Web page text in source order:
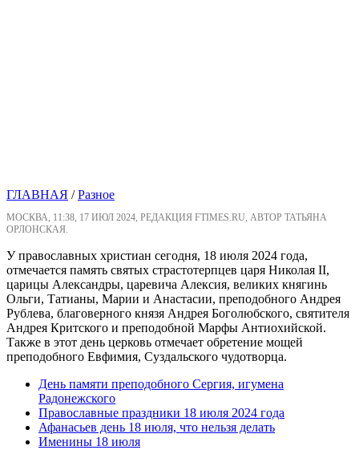
ГЛАВНАЯ /Разное
МОСКВА, 11:38, 17 ИЮЛ 2024, РЕДАКЦИЯ FTIMES.RU, АВТОР ТАТЬЯНА
ОРЛОНСКАЯ.
У православных христиан сегодня, 18 июля 2024 года,
отмечается память святых страстотерпцев царя Николая II,
царицы Александры, царевича Алексия, великих княгинь
Ольги, Татианы, Марии и Анастасии, преподобного Андрея
Рублева, благоверного князя Андрея Боголюбского, святителя
Андрея Критского и преподобной Марфы Антиохийской.
Также в этот день церковь отмечает обретение мощей
преподобного Евфимия, Суздальского чудотворца.
День памяти преподобного Сергия, игумена
Радонежского
Православные праздники 18 июля 2024 года
Афанасьев день 18 июля, что нельзя делать
Именины 18 июля